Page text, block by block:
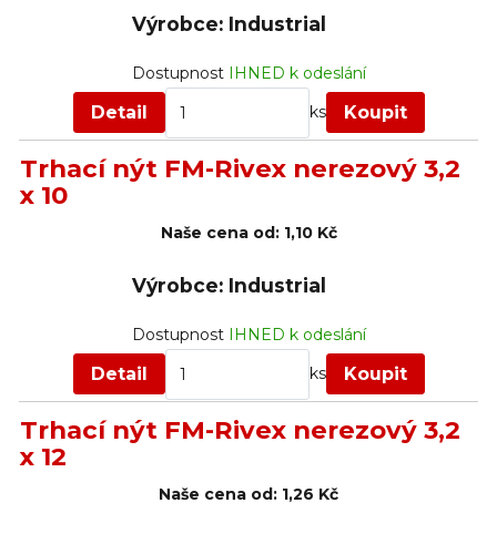
Výrobce: Industrial
DostupnostIHNED k odeslání
Detail ks Koupit
Trhací nýt FM-Rivex nerezový 3,2
x 10
Naše cena od:1,10 Kč
Výrobce: Industrial
DostupnostIHNED k odeslání
Detail ks Koupit
Trhací nýt FM-Rivex nerezový 3,2
x 12
Naše cena od: 1,26 Kč